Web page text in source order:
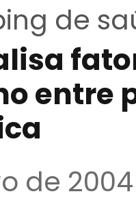
de
entre
de 2004